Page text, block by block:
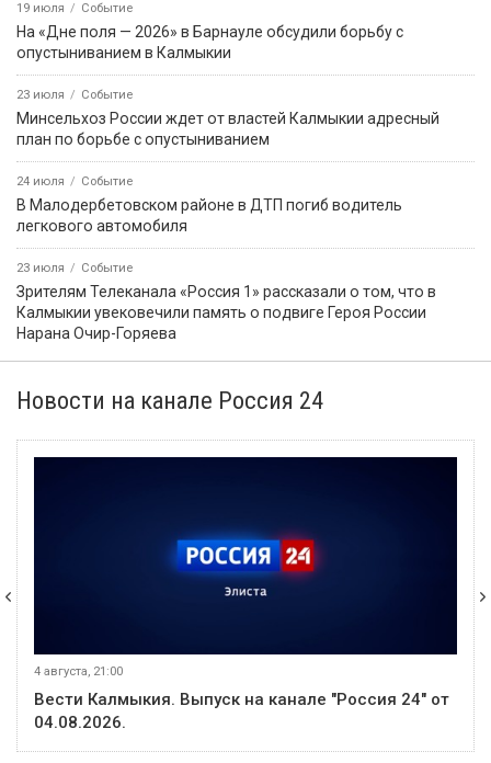
19 июля Событие
На «Дне поля — 2026» в Барнауле обсудили борьбу с
опустыниванием в Калмыкии
23 июля Событие
Минсельхоз России ждет от властей Калмыкии адресный
план по борьбе с опустыниванием
24 июля Событие
В Малодербетовском районе в ДТП погиб водитель
легкового автомобиля
23 июля Событие
Зрителям Телеканала «Россия 1» рассказали о том, что в
Калмыкии увековечили память о подвиге Героя России
Нарана Очир-Горяева
Новости на канале Россия 24
4 августа, 21:00
Вести Калмыкия. Выпуск на канале "Россия 24" от
04.08.2026.